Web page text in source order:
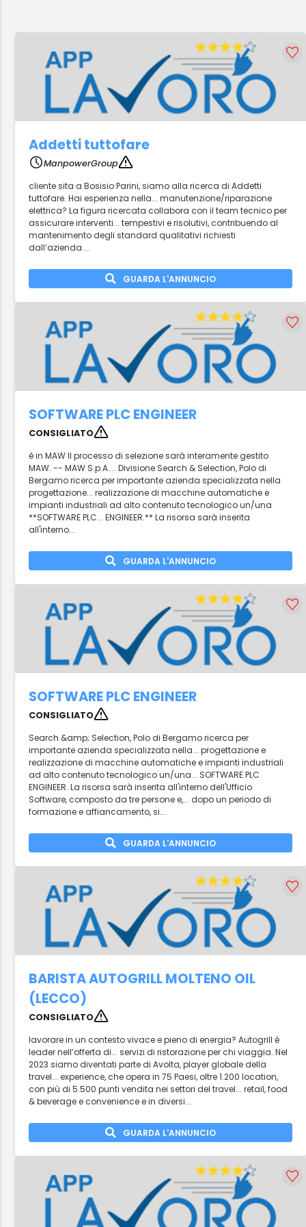
Addetti tuttofare
ManpowerGroup
cliente sita a Bosisio Parini, siamo alla ricerca di Addetti
tuttofare. Hai esperienza nella... manutenzione/riparazione
elettrica? La figura ricercata collabora con il team tecnico per
assicurare interventi... tempestivi e risolutivi, contribuendo al
mantenimento degli standard qualitativi richiesti
dall’azienda....
GUARDA L'ANNUNCIO
SOFTWARE PLC ENGINEER
CONSIGLIATO
è in MAW Il processo di selezione sarà interamente gestito
MAW. -- MAW S.p.A.... Divisione Search & Selection, Polo di
Bergamo ricerca per importante azienda specializzata nella
progettazione... realizzazione di macchine automatiche e
impianti industriali ad alto contenuto tecnologico un/una
**SOFTWARE PLC... ENGINEER.** La risorsa sarà inserita
all'interno...
GUARDA L'ANNUNCIO
SOFTWARE PLC ENGINEER
CONSIGLIATO
Search &amp; Selection, Polo di Bergamo ricerca per
importante azienda specializzata nella... progettazione e
realizzazione di macchine automatiche e impianti industriali
ad alto contenuto tecnologico un/una... SOFTWARE PLC
ENGINEER. La risorsa sarà inserita all'interno dell'Ufficio
Software, composto da tre persone e,... dopo un periodo di
formazione e affiancamento, si...
GUARDA L'ANNUNCIO
BARISTA AUTOGRILL MOLTENO OIL
(LECCO)
CONSIGLIATO
lavorare in un contesto vivace e pieno di energia? Autogrill è
leader nell’offerta di... servizi di ristorazione per chi viaggia. Nel
2023 siamo diventati parte di Avolta, player globale della
travel... experience, che opera in 75 Paesi, oltre 1.200 location,
con più di 5.500 punti vendita nei settori del travel... retail, food
& beverage e convenience e in diversi...
GUARDA L'ANNUNCIO